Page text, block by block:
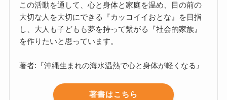
この活動を通して、心と身体と家庭を温め、目の前の
大切な人を大切にできる『カッコイイおとな』を目指
し、大人も子どもも夢を持って繋がる『社会的家族』
を作りたいと思っています。
著者:『沖縄生まれの海水温熱で心と身体が軽くなる』
著書はこちら